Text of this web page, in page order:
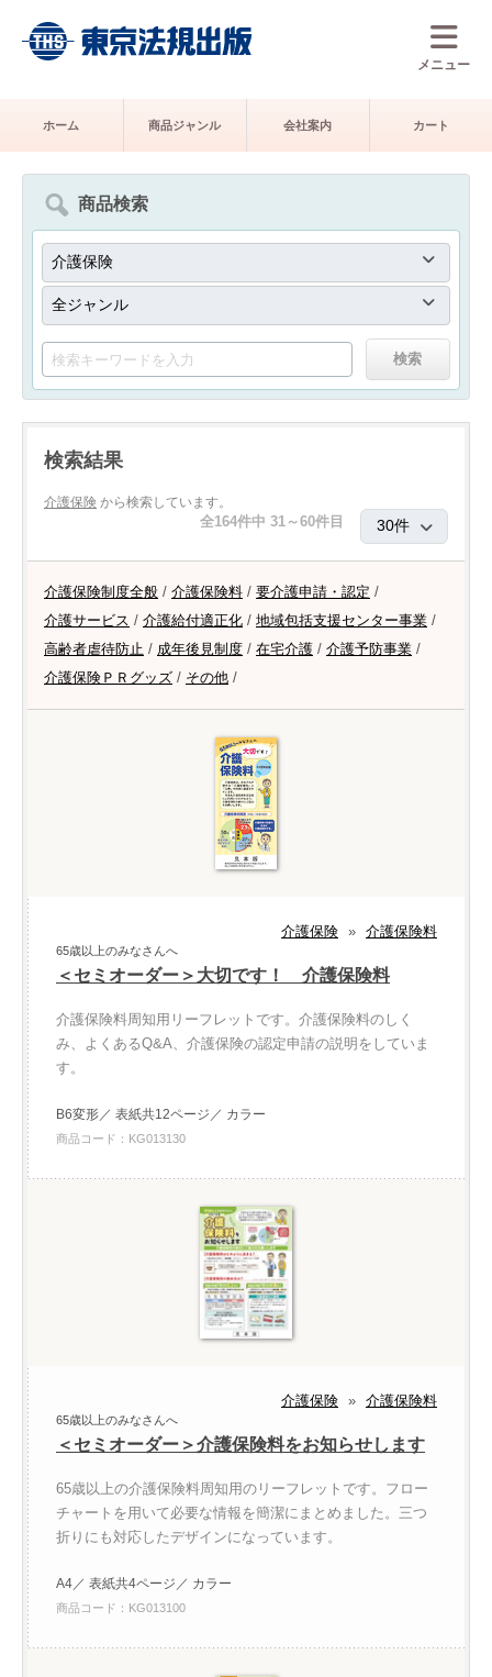
メニュー
ホーム 商品ジャンル 会社案内 カート
商品検索
検索結果
介護保険 から検索しています。
全164件中 31～60件目
介護保険制度全般 / 介護保険料 / 要介護申請・認定 /
介護サービス / 介護給付適正化 / 地域包括支援センター事業 /
高齢者虐待防止 / 成年後見制度 / 在宅介護 / 介護予防事業 /
介護保険ＰＲグッズ / その他 /
介護保険 » 介護保険料
65歳以上のみなさんへ
＜セミオーダー＞大切です！ 介護保険料
介護保険料周知用リーフレットです。介護保険料のしく
み、よくあるQ&A、介護保険の認定申請の説明をしていま
す。
B6変形／ 表紙共12ページ／ カラー
商品コード：KG013130
介護保険 » 介護保険料
65歳以上のみなさんへ
＜セミオーダー＞介護保険料をお知らせします
65歳以上の介護保険料周知用のリーフレットです。フロー
チャートを用いて必要な情報を簡潔にまとめました。三つ
折りにも対応したデザインになっています。
A4／ 表紙共4ページ／ カラー
商品コード：KG013100